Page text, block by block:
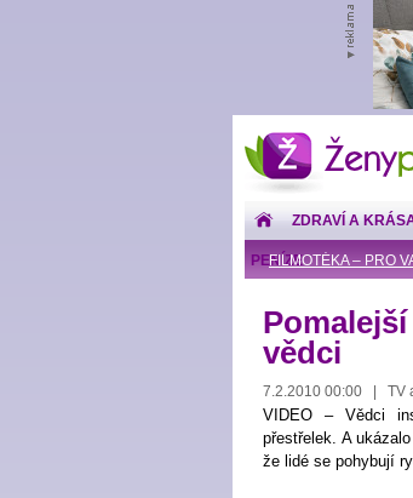
ZDRAVÍ A
FILMOTÉKA – PRO
PENÍZE
vědci
7.2.2010 00:00 | TV
VIDEO – Vědci
přestřelek. A
že lidé se pohybují